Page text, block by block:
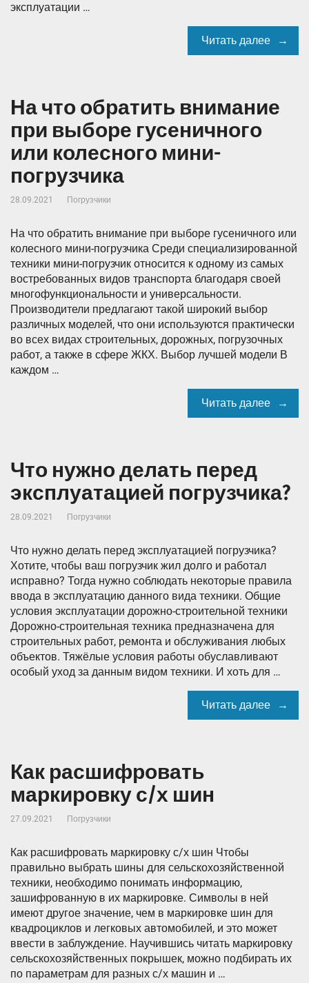
эксплуатации …
Читать далее
На что обратить внимание
при выборе гусеничного
или колесного мини-
погрузчика
28.09.2021 Погрузчики
На что обратить внимание при выборе гусеничного или
колесного мини-погрузчика Среди специализированной
техники мини-погрузчик относится к одному из самых
востребованных видов транспорта благодаря своей
многофункциональности и универсальности.
Производители предлагают такой широкий выбор
различных моделей, что они используются практически
во всех видах строительных, дорожных, погрузочных
работ, а также в сфере ЖКХ. Выбор лучшей модели В
каждом …
Читать далее
Что нужно делать перед
эксплуатацией погрузчика?
28.09.2021 Погрузчики
Что нужно делать перед эксплуатацией погрузчика?
Хотите, чтобы ваш погрузчик жил долго и работал
исправно? Тогда нужно соблюдать некоторые правила
ввода в эксплуатацию данного вида техники. Общие
условия эксплуатации дорожно-строительной техники
Дорожно-строительная техника предназначена для
строительных работ, ремонта и обслуживания любых
объектов. Тяжёлые условия работы обуславливают
особый уход за данным видом техники. И хоть для …
Читать далее
Как расшифровать
маркировку с/х шин
27.09.2021 Погрузчики
Как расшифровать маркировку с/х шин Чтобы
правильно выбрать шины для сельскохозяйственной
техники, необходимо понимать информацию,
зашифрованную в их маркировке. Символы в ней
имеют другое значение, чем в маркировке шин для
квадроциклов и легковых автомобилей, и это может
ввести в заблуждение. Научившись читать маркировку
сельскохозяйственных покрышек, можно подбирать их
по параметрам для разных с/х машин и …